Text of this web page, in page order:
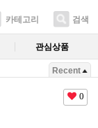
카테고리 검색
관심상품
Recent
0